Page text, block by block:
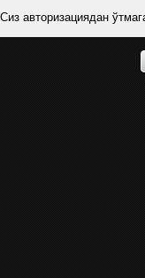
Сиз авторизациядан